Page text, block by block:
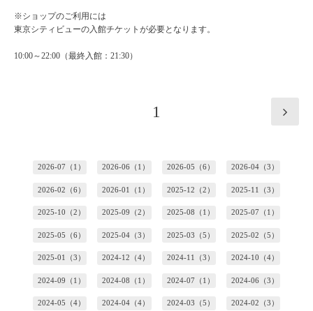
※ショップのご利用には
東京シティビューの入館チケットが必要となります。
10:00～22:00（最終入館：21:30）
1
2026-07（1） 2026-06（1） 2026-05（6） 2026-04（3）
2026-02（6） 2026-01（1） 2025-12（2） 2025-11（3）
2025-10（2） 2025-09（2） 2025-08（1） 2025-07（1）
2025-05（6） 2025-04（3） 2025-03（5） 2025-02（5）
2025-01（3） 2024-12（4） 2024-11（3） 2024-10（4）
2024-09（1） 2024-08（1） 2024-07（1） 2024-06（3）
2024-05（4） 2024-04（4） 2024-03（5） 2024-02（3）